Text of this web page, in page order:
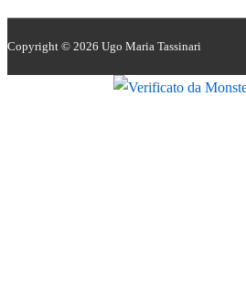
Copyright © 2026 Ugo Maria Tassinari